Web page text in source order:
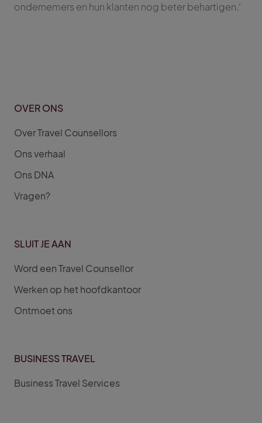
ondernemers en hun klanten nog beter behartigen.’
OVER ONS
Over Travel Counsellors
Ons verhaal
Ons DNA
Vragen?
SLUIT JE AAN
Word een Travel Counsellor
Werken op het hoofdkantoor
Ontmoet ons
BUSINESS TRAVEL
Business Travel Services